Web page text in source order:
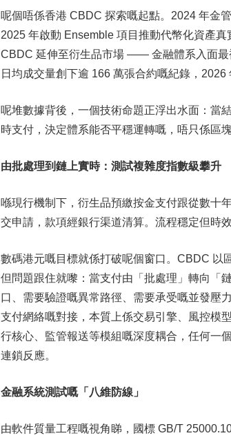
呢個唔係香港 CBDC 探索嘅起點。2024 年金
2025 年啟動 Ensemble 項目推動代幣化資產
CBDC 延伸至衍生品市場 —— 金融體系入面最
日均成交量創下逾 166 萬張合約嘅紀錄，2026
呢堆數據背後，一個技術命題正浮出水面：當
時支付，決定體系能否平穩運轉嘅，唔只係區
由批處理到鏈上實時：測試複雜度指數級攀升
喺現行機制下，衍生品預繳按金支付跟從數十
交申請，款項經銀行渠道清算。流程穩定但時
數碼港元嘅目標就係打破呢個窗口。CBDC 以
但問題跟住就嚟：當支付由「批處理」轉向「
口、需要驗證嘅異常路徑、需要承受嘅並發壓
支付網絡嘅對接，本質上係交易引擎、風控模
行核心、監管報送等模組嘅深度耦合，任何一
連鎖反應。
金融系統測試嘅「八維防線」
由軟件質量工程嘅視角睇，國標 GB/T